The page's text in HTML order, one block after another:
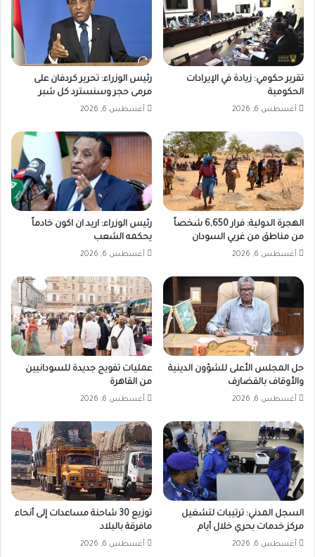
مع
السودان،
خاصة
المعابر
الرسمية،
يومه
العاشر،
وسط
تأثيرات
اقتصادية
مباشرة
في
دارفور،
تشديد
الإجراءات
الحدودية
حركة
العبور.
ويشترك
السودان
وتشاد
شريط
حدودي
مفتوح
يبلغ
طواله
1350كلم.
ونقلت
مصادر
تقرير حكومي: زيادة في الإيرادات
الحكومية
أغسطس 6, 2026
رئيس الوزراء: تحرير كردفان على
مرمى حجر وسنسترد كل شبر
أغسطس 6, 2026
الهجرة الدولية: فرار 6,650 شخصاً
من مناطق من غربي السودان
أغسطس 6, 2026
رئيس الوزراء: اريد ان اكون خادماً
يحكمه الشعب
أغسطس 6, 2026
حل المجلس الأعلى للشؤون الدينية
والأوقاف بالقضارف
أغسطس 6, 2026
عمليات تفويج جديدة للسودانيين
من القاهرة
أغسطس 6, 2026
السجل المدني: ترتيبات لتشغيل
مركز خدمات بحري خلال أيام
أغسطس 6, 2026
توزيع 30 شاحنة مساعدات إلى أنحاء
مافرقة بالبلاد
أغسطس 6, 2026